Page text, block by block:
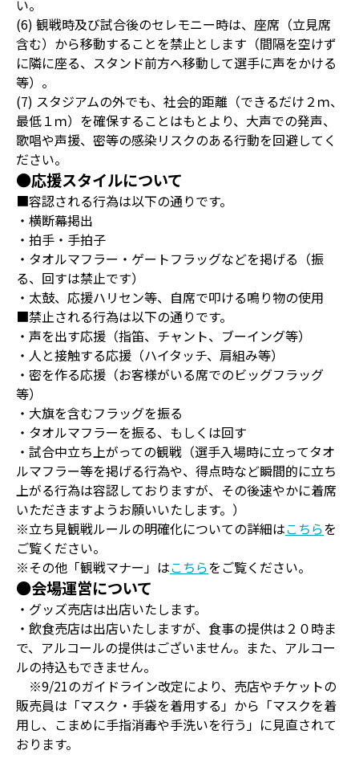
い。
(6) 観戦時及び試合後のセレモニー時は、座席（立見席
含む）から移動することを禁止とします（間隔を空けず
に隣に座る、スタンド前方へ移動して選手に声をかける
等）。
(7) スタジアムの外でも、社会的距離（できるだけ２ｍ、
最低１ｍ）を確保することはもとより、大声での発声、
歌唱や声援、密等の感染リスクのある行動を回避してく
ださい。
●応援スタイルについて
■容認される行為は以下の通りです。
・横断幕掲出
・拍手・手拍子
・タオルマフラー・ゲートフラッグなどを掲げる（振
る、回すは禁止です）
・太鼓、応援ハリセン等、自席で叩ける鳴り物の使用
■禁止される行為は以下の通りです。
・声を出す応援（指笛、チャント、ブーイング等）
・人と接触する応援（ハイタッチ、肩組み等）
・密を作る応援（お客様がいる席でのビッグフラッグ
等）
・大旗を含むフラッグを振る
・タオルマフラーを振る、もしくは回す
・試合中立ち上がっての観戦（選手入場時に立ってタオ
ルマフラー等を掲げる行為や、得点時など瞬間的に立ち
上がる行為は容認しておりますが、その後速やかに着席
いただきますようお願いいたします。）
※立ち見観戦ルールの明確化についての詳細はこちらを
ご覧ください。
※その他「観戦マナー」はこちらをご覧ください。
●会場運営について
・グッズ売店は出店いたします。
・飲食売店は出店いたしますが、食事の提供は２０時ま
で、アルコールの提供はございません。また、アルコー
ルの持込もできません。
※9/21のガイドライン改定により、売店やチケットの
販売員は「マスク・手袋を着用する」から「マスクを着
用し、こまめに手指消毒や手洗いを行う」に見直されて
おります。